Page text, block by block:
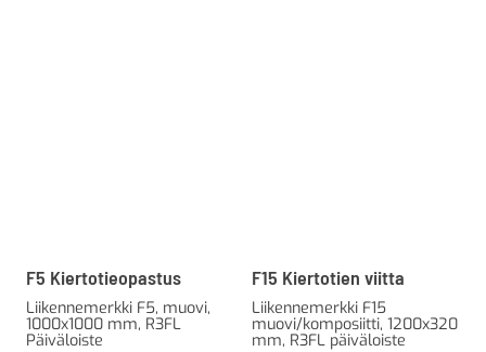
F5 Kiertotieopastus
Liikennemerkki F5, muovi,
1000x1000 mm, R3FL
Päiväloiste
F15 Kiertotien viitta
Liikennemerkki F15
muovi/komposiitti, 1200x320
mm, R3FL päiväloiste